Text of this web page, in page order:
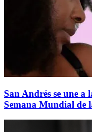
San Andrés se une a
Semana Mundial de